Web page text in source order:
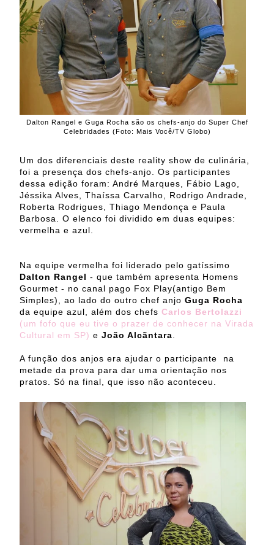
Dalton Rangel e Guga Rocha são os chefs-anjo do Super Chef
Celebridades (Foto: Mais Você/TV Globo)
Um dos diferenciais deste reality show de culinária,
foi a presença dos chefs-anjo. Os participantes
dessa edição foram: André Marques, Fábio Lago,
Jéssika Alves, Thaíssa Carvalho, Rodrigo Andrade,
Roberta Rodrigues, Thiago Mendonça e Paula
Barbosa. O elenco foi dividido em duas equipes:
vermelha e azul.
Na equipe vermelha foi liderado pelo gatíssimo
Dalton Rangel - que também apresenta Homens
Gourmet - no canal pago Fox Play(antigo Bem
Simples), ao lado do outro chef anjo Guga Rocha
da equipe azul, além dos chefs Carlos Bertolazzi
(um fofo que eu tive o prazer de conhecer na Virada
Cultural em SP) e João Alcãntara
A função dos anjos era ajudar o participante na
metade da prova para dar uma orientação nos
pratos. Só na final, que isso não aconteceu.